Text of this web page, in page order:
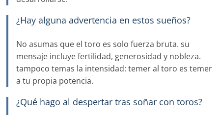
¿Hay alguna advertencia en estos sueños?
No asumas que el toro es solo fuerza bruta. su
mensaje incluye fertilidad, generosidad y nobleza.
tampoco temas la intensidad: temer al toro es temer
a tu propia potencia.
¿Qué hago al despertar tras soñar con toros?